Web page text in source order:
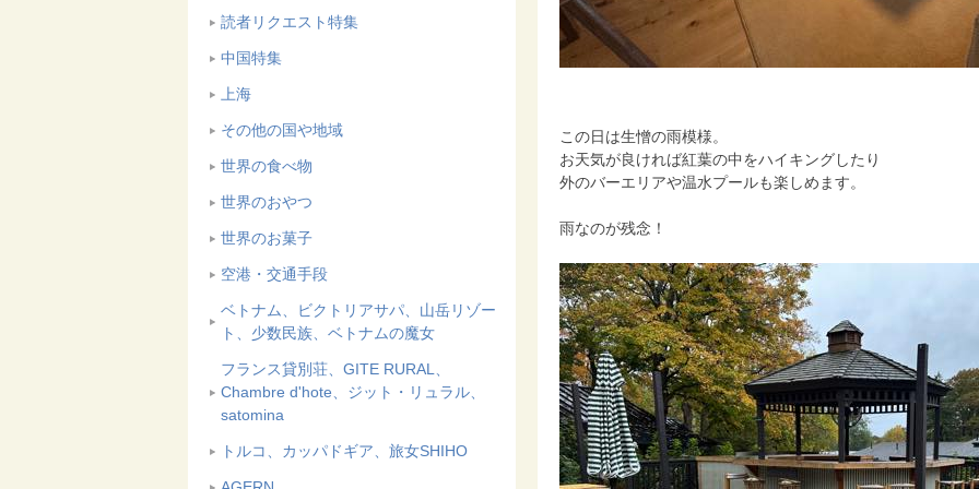
読者リクエスト特集
中国特集
上海
その他の国や地域
世界の食べ物
世界のおやつ
世界のお菓子
空港・交通手段
ベトナム、ビクトリアサパ、山岳リゾー
ト、少数民族、ベトナムの魔女
フランス貸別荘、GITE RURAL、
Chambre d'hote、ジット・リュラル、
satomina
トルコ、カッパドギア、旅女SHIHO
この日は生憎の雨模様。
お天気が良ければ紅葉の中をハイキングしたり
外のバーエリアや温水プールも楽しめます。
雨なのが残念！